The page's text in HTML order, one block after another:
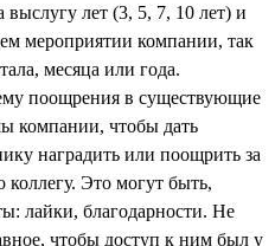
лет (3, 5, 7, 10 лет) и
мероприятии компании, так
месяца или года.
поощрения в существующие
компании, чтобы дать
наградить или поощрить за
коллегу. Это могут быть,
лайки, благодарности. Не
чтобы доступ к ним был у